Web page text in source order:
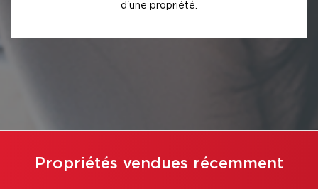
d'une propriété.
Propriétés vendues récemment